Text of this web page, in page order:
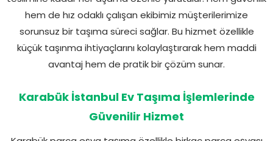
hem de hız odaklı çalışan ekibimiz müşterilerimize
sorunsuz bir taşıma süreci sağlar. Bu hizmet özellikle
küçük taşınma ihtiyaçlarını kolaylaştırarak hem maddi
avantaj hem de pratik bir çözüm sunar.
Karabük İstanbul Ev Taşıma İşlemlerinde
Güvenilir Hizmet